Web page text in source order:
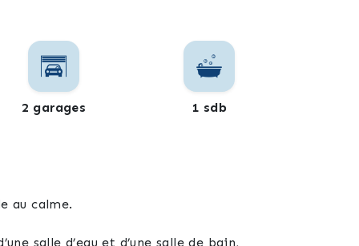
2 garages 1 sdb
au calme.
salle d’eau et d’une salle de bain,